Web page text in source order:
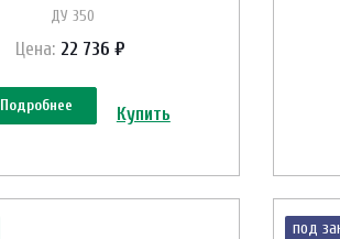
ДУ 350
Цена: 22 736 ₽
Подробнее Купить
под